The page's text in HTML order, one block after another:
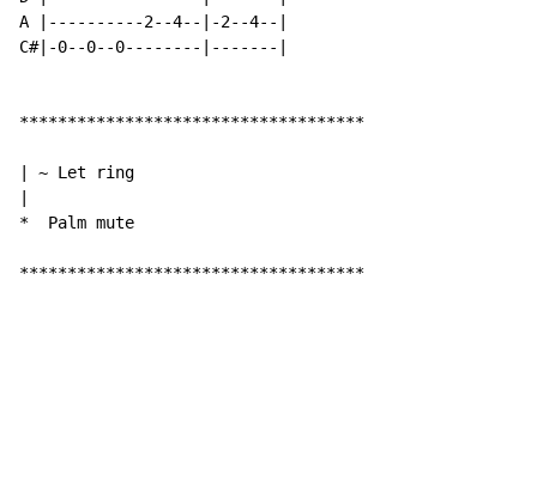
A |----------2--4--|-2--4--|
C#|-0--0--0--------|-------|
************************************
| ~ Let ring
*  Palm mute
************************************